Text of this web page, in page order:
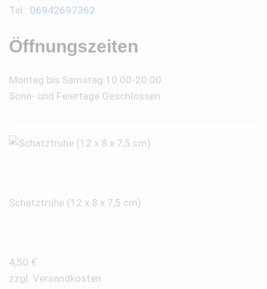
Tel.: 06942697362
Öffnungszeiten
Montag bis Samstag 10:00-20:00
Sonn- und Feiertage Geschlossen
Schatztruhe (12 x 8 x 7,5 cm)
4,50 €
zzgl. Versandkosten